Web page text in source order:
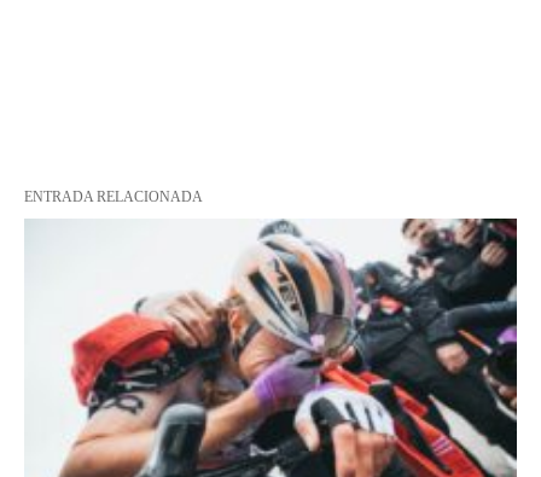
ENTRADA RELACIONADA